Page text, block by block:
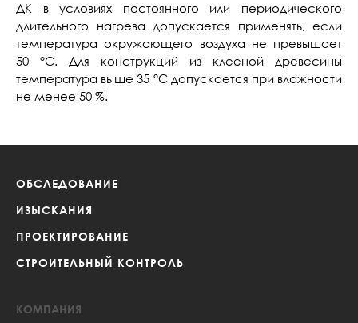
ДК в условиях постоянного или периодического
длительного нагрева допускается применять, если
температура окружающего воздуха не превышает
50 °С. Для конструкций из клееной древесины
температура выше 35 °С допускается при влажности
не менее 50 %.
ОБСЛЕДОВАНИЕ
ИЗЫСКАНИЯ
ПРОЕКТИРОВАНИЕ
СТРОИТЕЛЬНЫЙ КОНТРОЛЬ
КОМПАНИЯ